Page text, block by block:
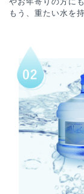
もう、重たい水を